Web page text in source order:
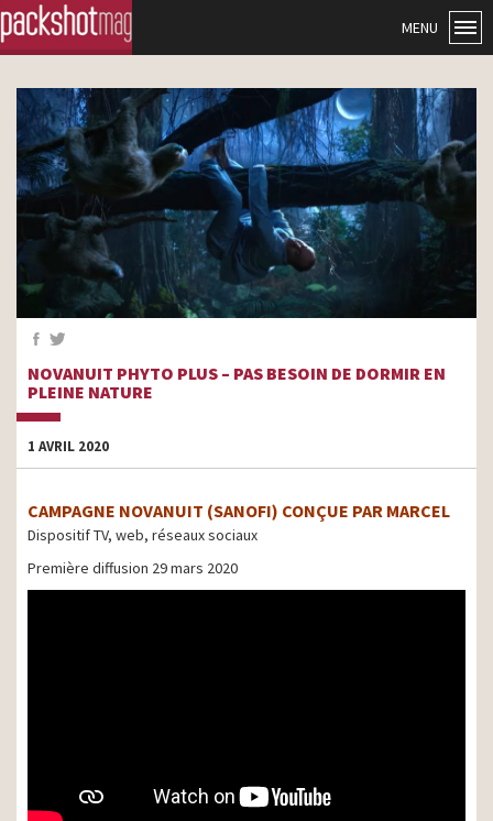
MENU
NOVANUIT PHYTO PLUS – PAS BESOIN DE DORMIR EN
PLEINE NATURE
1 AVRIL 2020
CAMPAGNE NOVANUIT (SANOFI) CONÇUE PAR MARCEL
Dispositif TV, web, réseaux sociaux
Première diffusion 29 mars 2020